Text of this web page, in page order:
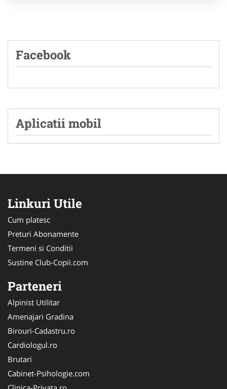
Facebook
Aplicatii mobil
Linkuri Utile
Cum platesc
Preturi Abonamente
Termeni si Conditii
Sustine Club-Copii.com
Parteneri
Alpinist Utilitar
Amenajari Gradina
Birouri-Cadastru.ro
Cardiologul.ro
Brutari
Cabinet-Psihologie.com